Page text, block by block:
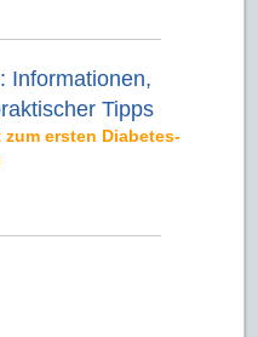
Informationen,
Tipps
ersten Diabetes-